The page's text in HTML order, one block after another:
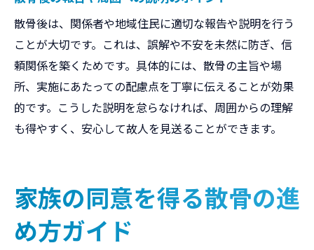
散骨後は、関係者や地域住民に適切な報告や説明を行う
ことが大切です。これは、誤解や不安を未然に防ぎ、信
頼関係を築くためです。具体的には、散骨の主旨や場
所、実施にあたっての配慮点を丁寧に伝えることが効果
的です。こうした説明を怠らなければ、周囲からの理解
も得やすく、安心して故人を見送ることができます。
家族の同意を得る散骨の進
め方ガイド